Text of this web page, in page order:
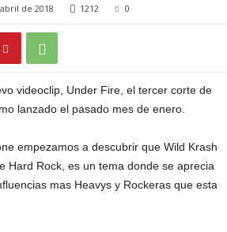
de 2018 1212 0
videoclip, Under Fire, el tercer corte de
lanzado el pasado mes de enero.
empezamos a descubrir que Wild Krash
Hard Rock, es un tema donde se aprecia
mas Heavys y Rockeras que esta